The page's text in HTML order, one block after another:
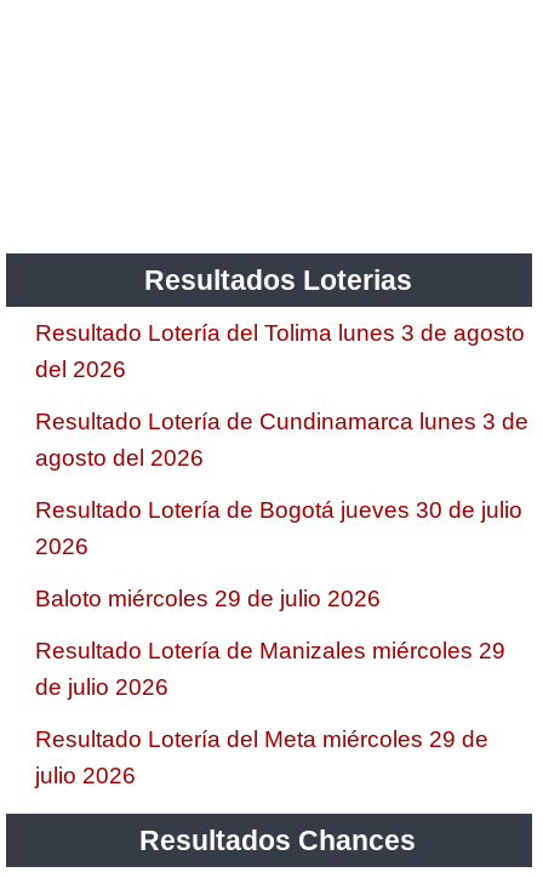
Resultados Loterias
Resultado Lotería del Tolima lunes 3 de agosto
del 2026
Resultado Lotería de Cundinamarca lunes 3 de
agosto del 2026
Resultado Lotería de Bogotá jueves 30 de julio
2026
Baloto miércoles 29 de julio 2026
Resultado Lotería de Manizales miércoles 29
de julio 2026
Resultado Lotería del Meta miércoles 29 de
julio 2026
Resultados Chances